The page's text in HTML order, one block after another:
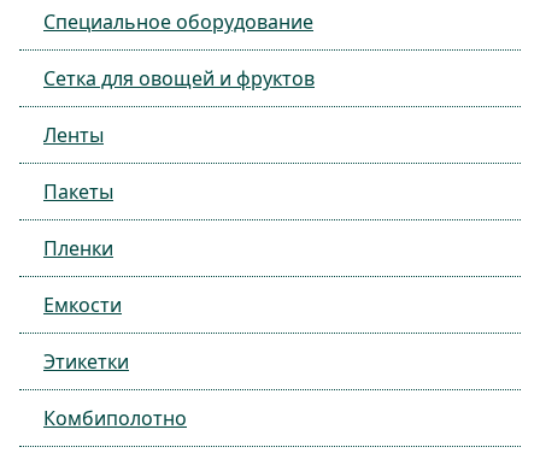
Специальное оборудование
Сетка для овощей и фруктов
Ленты
Пакеты
Пленки
Емкости
Этикетки
Комбиполотно